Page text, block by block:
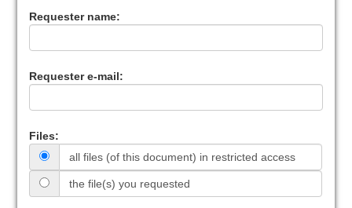
Requester name:
Requester e-mail:
Files:
all files (of this document) in restricted access
the file(s) you requested